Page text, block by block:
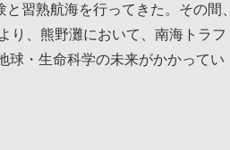
習熟航海を行ってきた。その間、
り、熊野灘において、南海トラフ
球・生命科学の未来がかかってい